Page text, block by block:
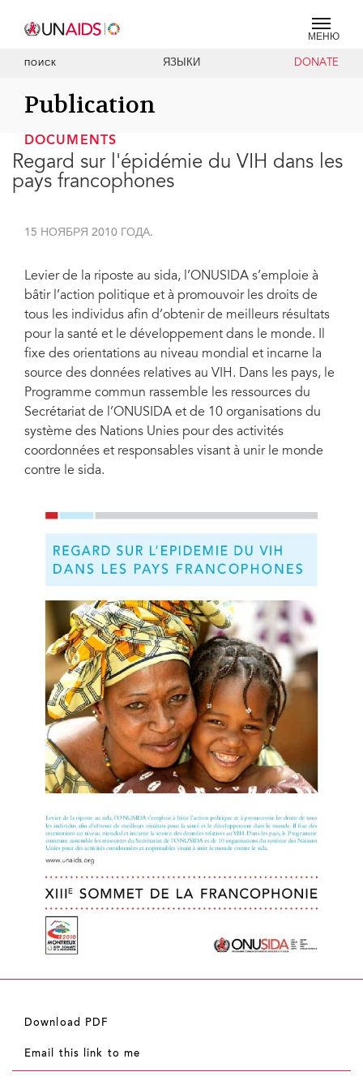
МЕНЮ
ПОИСК ЯЗЫКИ DONATE
Publication
DOCUMENTS
Regard sur l'épidémie du VIH dans les
pays francophones
15 НОЯБРЯ 2010 ГОДА.
Levier de la riposte au sida, l’ONUSIDA s’emploie à
bâtir l’action politique et à promouvoir les droits de
tous les individus afin d’obtenir de meilleurs résultats
pour la santé et le développement dans le monde. Il
fixe des orientations au niveau mondial et incarne la
source des données relatives au VIH. Dans les pays, le
Programme commun rassemble les ressources du
Secrétariat de l’ONUSIDA et de 10 organisations du
système des Nations Unies pour des activités
coordonnées et responsables visant à unir le monde
contre le sida.
Download PDF
Email this link to me